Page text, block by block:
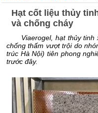
Hạt cốt liệu thủy
và chống cháy
Viaerogel, hạt thủy
chống thấm vượt trội do
trúc Hà Nội) tiên phong
trước đây.